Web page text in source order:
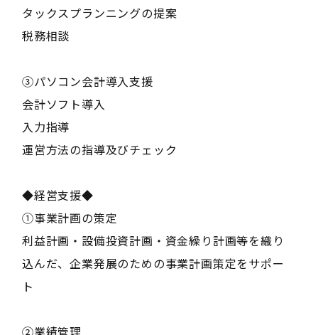
タックスプランニングの提案
税務相談
③パソコン会計導入支援
会計ソフト導入
入力指導
運営方法の指導及びチェック
◆経営支援◆
①事業計画の策定
利益計画・設備投資計画・資金繰り計画等を織り
込んだ、企業発展のための事業計画策定をサポー
ト
②業績管理